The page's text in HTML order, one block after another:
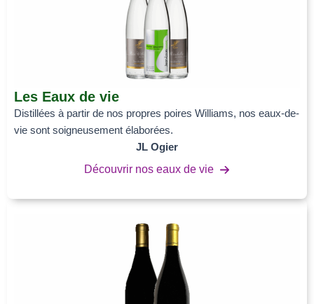
Les Eaux de vie
Distillées à partir de nos propres poires Williams, nos eaux-de-
vie sont soigneusement élaborées.
JL Ogier
Découvrir nos eaux de vie